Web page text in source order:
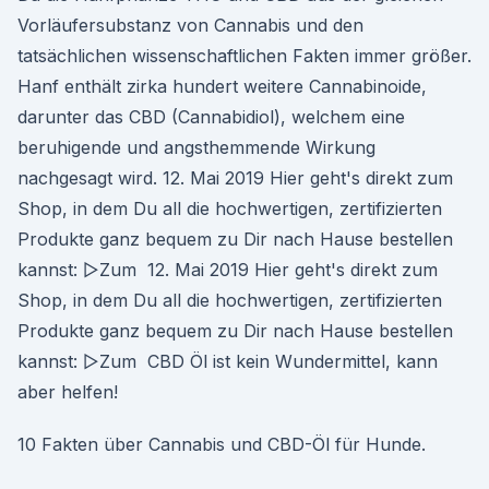
Vorläufersubstanz von Cannabis und den
tatsächlichen wissenschaftlichen Fakten immer größer.
Hanf enthält zirka hundert weitere Cannabinoide,
darunter das CBD (Cannabidiol), welchem eine
beruhigende und angsthemmende Wirkung
nachgesagt wird. 12. Mai 2019 Hier geht's direkt zum
Shop, in dem Du all die hochwertigen, zertifizierten
Produkte ganz bequem zu Dir nach Hause bestellen
kannst: ▻Zum 12. Mai 2019 Hier geht's direkt zum
Shop, in dem Du all die hochwertigen, zertifizierten
Produkte ganz bequem zu Dir nach Hause bestellen
kannst: ▻Zum CBD Öl ist kein Wundermittel, kann
aber helfen!
10 Fakten über Cannabis und CBD-Öl für Hunde.